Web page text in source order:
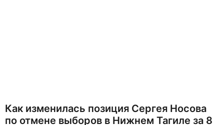
Как изменилась позиция Сергея Носова
по отмене выборов в Нижнем Тагиле за 8